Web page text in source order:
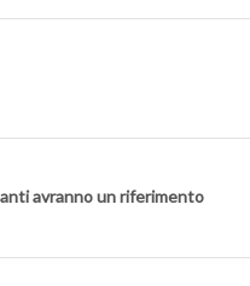
avranno un riferimento